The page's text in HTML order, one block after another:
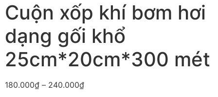
Cuộn xốp khí bơm hơi
dạng gối khổ
25cm*20cm*300 mét
180.000₫ – 240.000₫